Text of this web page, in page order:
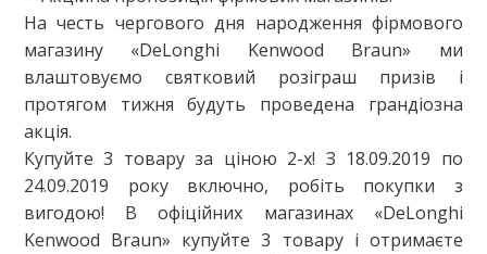
На честь чергового дня народження фірмового
магазину «DeLonghi Kenwood Braun» ми
влаштовуємо святковий розіграш призів і
протягом тижня будуть проведена грандіозна
акція.
Купуйте 3 товару за ціною 2-х! З 18.09.2019 по
24.09.2019 року включно, робіть покупки з
вигодою! В офіційних магазинах «DeLonghi
Kenwood Braun» купуйте 3 товару і отримаєте